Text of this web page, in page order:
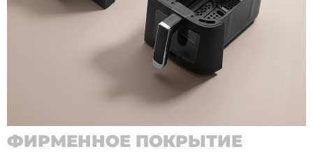
ФИРМЕННОЕ ПОКРЫТИЕ